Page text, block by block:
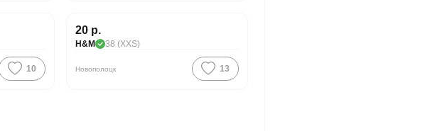
10
20 р.
H&M 38 (XXS)
Новополоцк 13